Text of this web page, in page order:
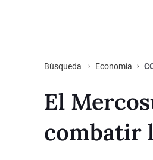
Búsqueda Economía
El
combatir